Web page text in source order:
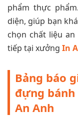
phẩm thực
diện, giúp bạn
chọn chất liệu
tiếp tại xưởng In
Bảng báo
đựng
An Anh